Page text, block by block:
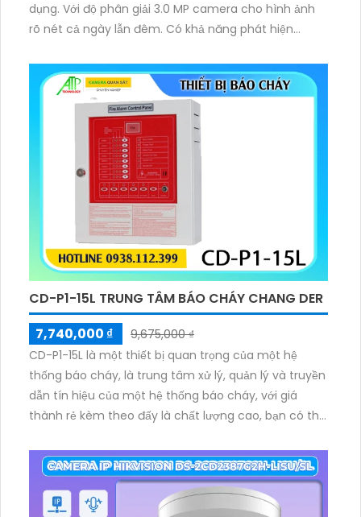
dụng. Với độ phân giải 3.0 MP camera cho hình ảnh
rõ nét cả ngày lẫn đêm. Có khả năng phát hiện
Ngoại Smart IR giúp xem ban đêm chất lượng tốt
hơn.
CD-P1-15L TRUNG TÂM BÁO CHÁY CHANG DER
7,740,000 ₫
9,675,000 ₫
CD-P1-15L là một thiết bị quan trọng của một hệ
thống báo cháy, là trung tâm xử lý, quản lý và truyền
dẫn tín hiệu của một hệ thống báo cháy, với giá
thành rẻ kèm theo đấy là chất lượng cao, bạn có thể